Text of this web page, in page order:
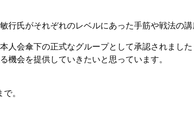
氏がそれぞれのレベルにあった手筋や戦法の講
人会傘下の正式なグループとして承認されました
会を提供していきたいと思っています。
で。